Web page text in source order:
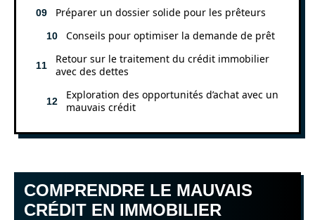
Préparer un dossier solide pour les prêteurs
Conseils pour optimiser la demande de prêt
Retour sur le traitement du crédit immobilier
avec des dettes
Exploration des opportunités d’achat avec un
mauvais crédit
COMPRENDRE LE MAUVAIS
CRÉDIT EN IMMOBILIER